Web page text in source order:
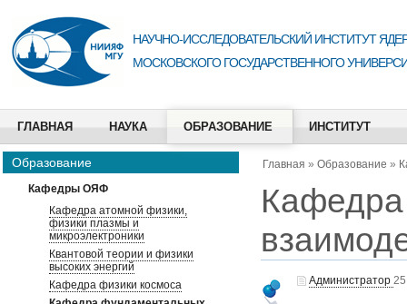
НАУЧНО-ИССЛЕДОВАТЕЛЬСКИЙ ИНСТИТУТ
МОСКОВСКОГО ГОСУДАРСТВЕННОГО
ГЛАВНАЯ НАУКА ОБРАЗОВАНИЕ ИНСТИТУТ
Образование
Кафедры ОЯФ
Кафедра атомной физики,
физики плазмы и
микроэлектроники
Квантовой теории и физики
высоких энергий
Кафедра физики космоса
Главная » Образование »
Администратор